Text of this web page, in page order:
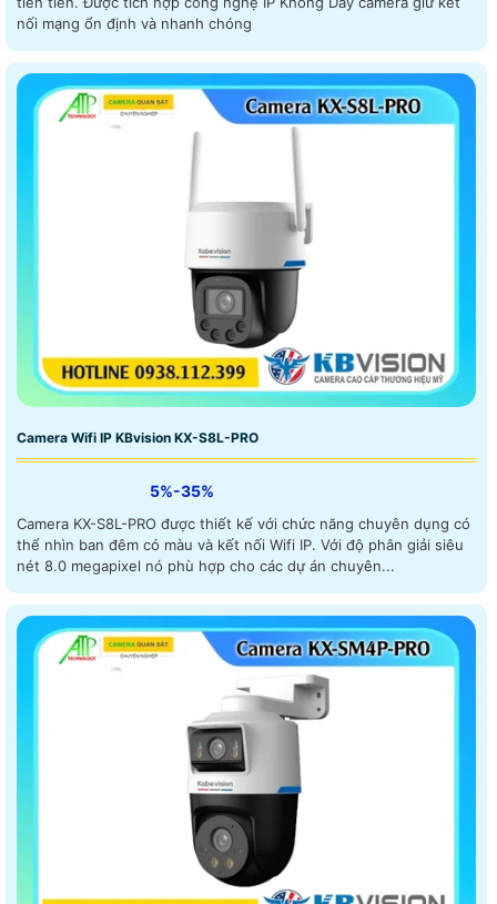
nối mạng ổn định và nhanh chóng
Camera Wifi IP KBvision KX-S8L-PRO
5%-35%
Camera KX-S8L-PRO được thiết kế với chức năng chuyên dụng có
thể nhìn ban đêm có màu và kết nối Wifi IP. Với độ phân giải siêu
nét 8.0 megapixel nó phù hợp cho các dự án chuyên...